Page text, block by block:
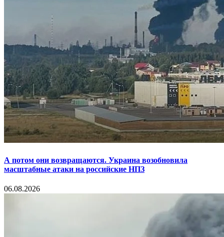
А потом они возвращаются. Украина возобновила
масштабные атаки на российские НПЗ
06.08.2026